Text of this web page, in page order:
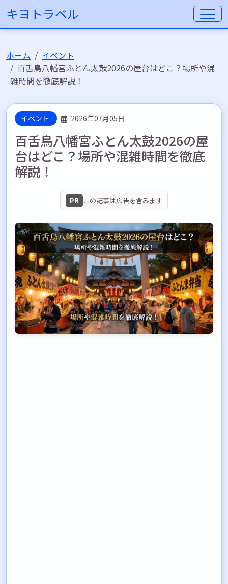
キヨトラベル
ホーム
イベント
百舌鳥八幡宮ふとん太鼓2026の屋台はどこ？場所や混
雑時間を徹底解説！
イベント 2026年07月05日
百舌鳥八幡宮ふとん太鼓2026の屋
台はどこ？場所や混雑時間を徹底
解説！
PR この記事は広告を含みます